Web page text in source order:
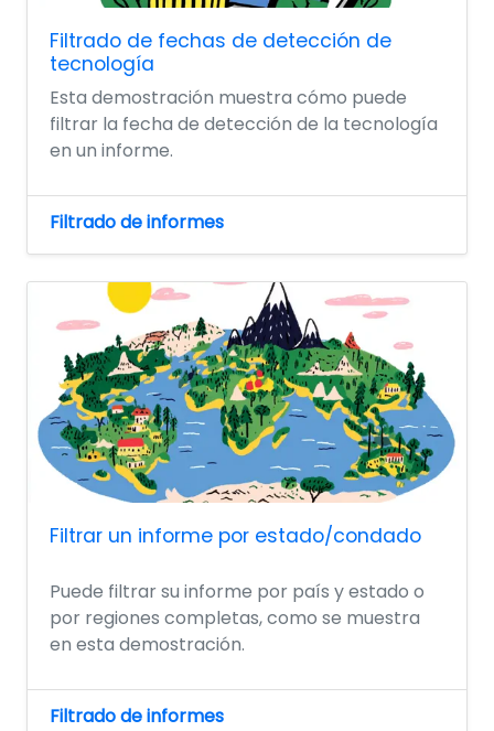
Filtrado de fechas de detección de
tecnología
Esta demostración muestra cómo puede
filtrar la fecha de detección de la tecnología
en un informe.
Filtrado de informes
Filtrar un informe por estado/condado
Puede filtrar su informe por país y estado o
por regiones completas, como se muestra
en esta demostración.
Filtrado de informes